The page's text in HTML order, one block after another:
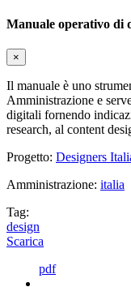
Manuale operativo di
×
Il manuale è uno
Amministrazione e
digitali fornendo
research, al content
Progetto: Designers
Amministrazione: italia
Tag:
design
Scarica
pdf